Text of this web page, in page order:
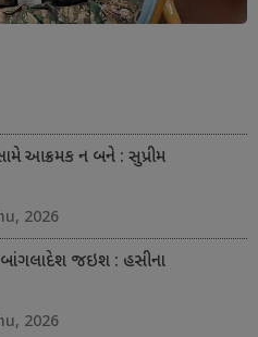
આક્રમક ન બને : સુપ્રીમ
2026
બાંગલાદેશ જઇશ : હસીના
2026